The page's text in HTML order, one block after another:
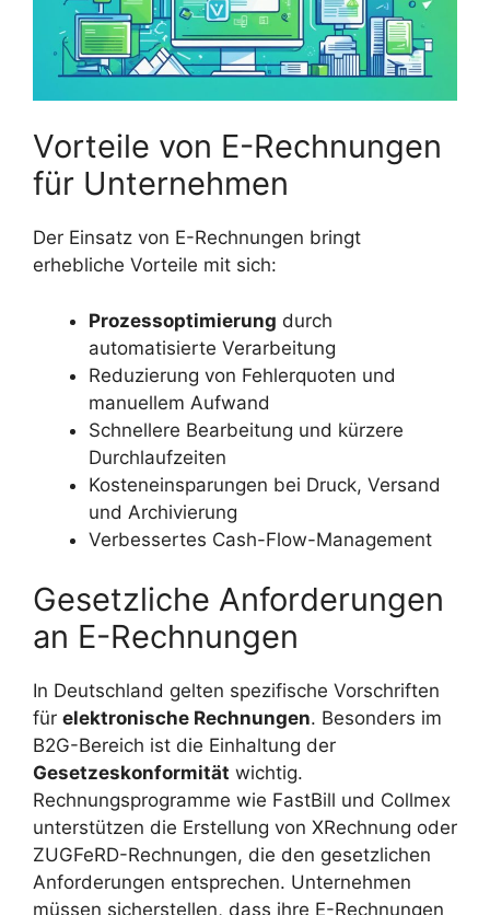
Vorteile von E-Rechnungen
für Unternehmen
Der Einsatz von E-Rechnungen bringt
erhebliche Vorteile mit sich:
Prozessoptimierung durch
automatisierte Verarbeitung
Reduzierung von Fehlerquoten und
manuellem Aufwand
Schnellere Bearbeitung und kürzere
Durchlaufzeiten
Kosteneinsparungen bei Druck, Versand
und Archivierung
Verbessertes Cash-Flow-Management
Gesetzliche Anforderungen
an E-Rechnungen
In Deutschland gelten spezifische Vorschriften
für elektronische Rechnungen. Besonders im
B2G-Bereich ist die Einhaltung der
Gesetzeskonformität wichtig.
Rechnungsprogramme wie FastBill und Collmex
unterstützen die Erstellung von XRechnung oder
ZUGFeRD-Rechnungen, die den gesetzlichen
Anforderungen entsprechen. Unternehmen
müssen sicherstellen, dass ihre E-Rechnungen